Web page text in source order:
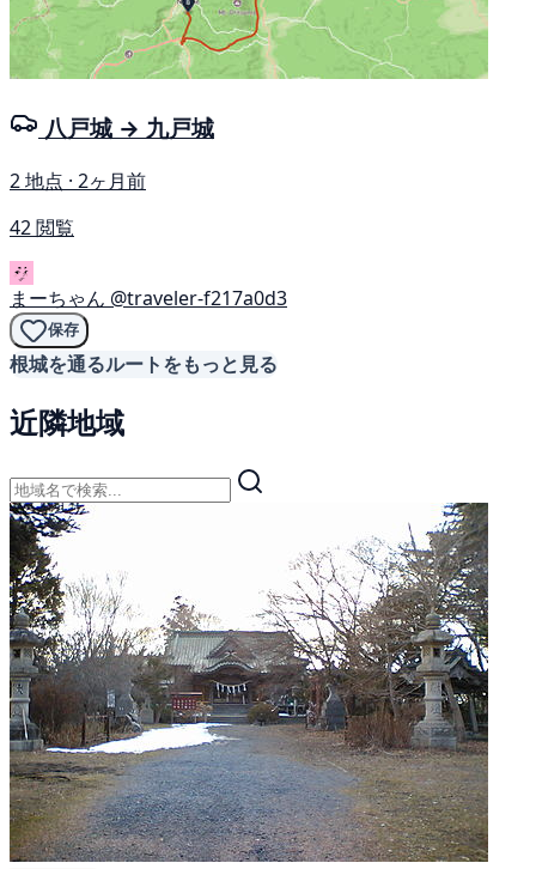
八戸城 → 九戸城
2 地点 · 2ヶ月前
42 閲覧
まーちゃん @traveler-f217a0d3
保存
根城を通るルートをもっと見る
近隣地域